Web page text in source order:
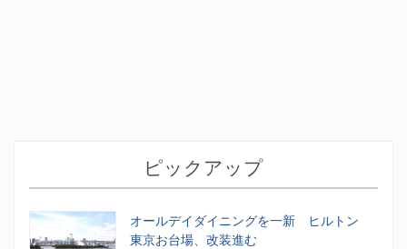
ピックアップ
オールデイダイニングを一新 ヒルトン
東京お台場、改装進む